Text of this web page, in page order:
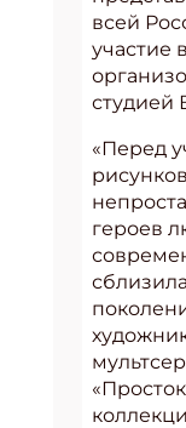
всей
участие
студией
«Перед
героев